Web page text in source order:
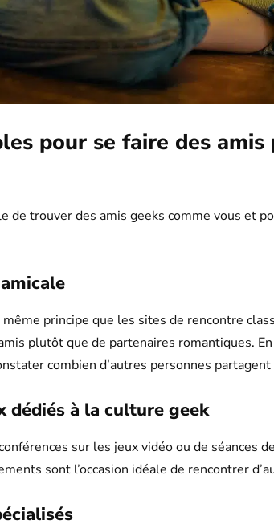
pour se faire des amis
de trouver des amis geeks comme vous et
principe que les sites de rencontre
plutôt que de partenaires romantiques.
combien d’autres personnes
dédiés à la culture geek
sur les jeux vidéo ou de séances
sont l’occasion idéale de rencontrer